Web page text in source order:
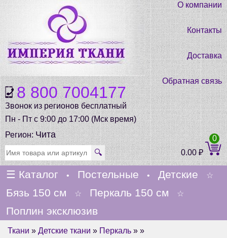
8 800 7004177
Звонок из регионов бесплатный
Пн - Пт с 9:00 до 17:00 (Мск время)
О компании
Контакты
Доставка
Обратная связь
Регион:Чита
🔍 0.00₽
0
☰ Каталог • Постельные • Детские ☆
Бязь 150 см ☆ Перкаль 150 см ☆
Поплин эксклюзив
Ткани » Детские ткани » Перкаль » »